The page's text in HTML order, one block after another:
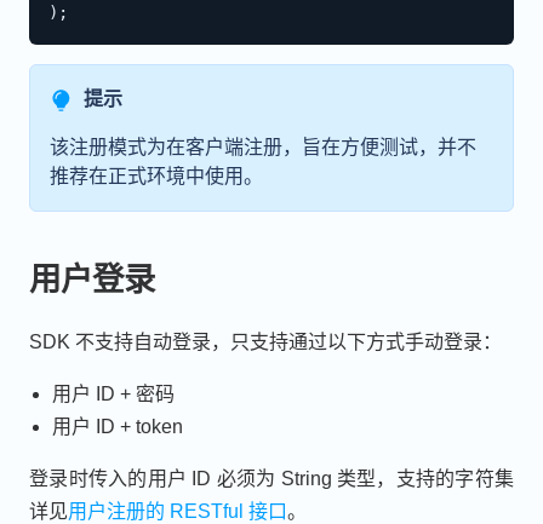
) ;
提示
该注册模式为在客户端注册，旨在方便测试，并不
推荐在正式环境中使用。
用户登录
SDK 不支持自动登录，只支持通过以下方式手动登录：
用户 ID + 密码
用户 ID + token
登录时传入的用户 ID 必须为 String 类型，支持的字符集
详见用户注册的 RESTful 接口。